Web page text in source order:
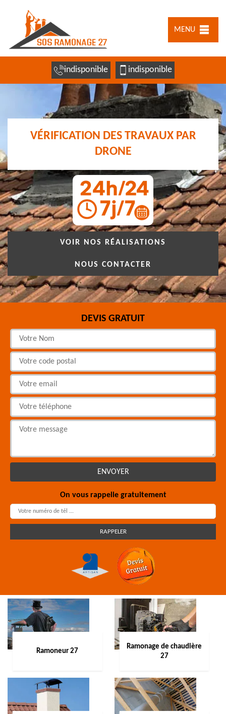
MENU
indisponible indisponible
VÉRIFICATION DES TRAVAUX PAR
DRONE
VOIR NOS RÉALISATIONS
NOUS CONTACTER
DEVIS GRATUIT
On vous rappelle gratuitement
Ramoneur 27
Ramonage de chaudière
27